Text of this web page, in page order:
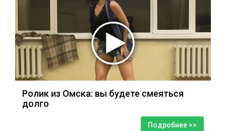
Ролик из Омска: вы будете смеяться
долго
Подробнее >>